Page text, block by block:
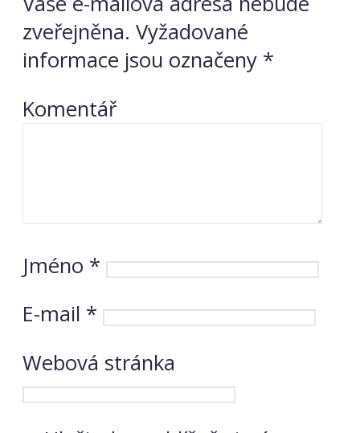
zveřejněna. Vyžadované
informace jsou označeny *
Komentář
Jméno *
E-mail *
Webová stránka